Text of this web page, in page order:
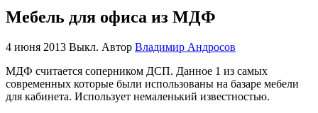
Мебель для офиса из МДФ
4 июня 2013 Выкл. Автор Владимир Андросов
МДФ считается соперником ДСП. Данное 1 из самых
современных которые были использованы на базаре мебели
для кабинета. Использует немаленький известностью.